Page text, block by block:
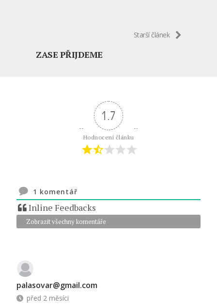
Starší článek
ZASE PŘIJDEME
1.7
Hodnocení článku
1 komentář
Inline Feedbacks
Zobrazit všechny komentáře
palasovar@gmail.com
před 2 měsíci